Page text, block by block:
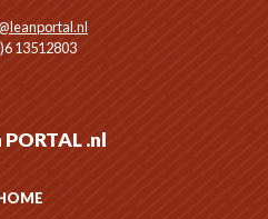
13512803
PORTAL .nl